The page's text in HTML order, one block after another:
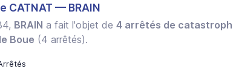
CATNAT — BRAIN
BRAIN a fait l'objet de4 arrêtés de
Boue (4 arrêtés).